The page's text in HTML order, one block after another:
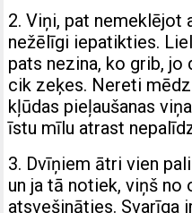
2. Viņi, pat nemeklējot
nežēlīgi iepatikties.
pats nezina, ko grib, jo
cik zeķes. Nereti
kļūdas pieļaušanas
īstu mīlu atrast
3. Dvīņiem ātri vien
un ja tā notiek, viņš
atsvešināties. Svarīga